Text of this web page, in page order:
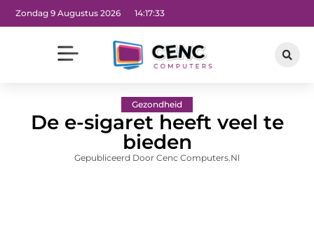
Zondag 9 Augustus 2026 14:17:34
Gezondheid
De e-sigaret heeft veel te
bieden
Gepubliceerd Door Cenc Computers.nl